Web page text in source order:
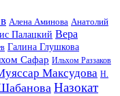
Алена Аминова Анатолий
Палацкий Вера
Галина Глушкова
Сафар Ильхом Раззаков
Максудова Н.
Назокат